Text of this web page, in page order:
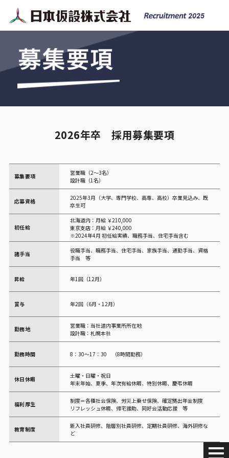
2026年卒 採用募集要項
募集要項
営業職（2～3名）
設計職（1名）
応募資格
2025年3月（大学、専門学校、高専、高校）卒業見込み、既
卒生可
初任給
北海道内：月給 ￥210,000
東京支店：月給 ￥240,000
※2024年4月 初任給実績、職務手当、住宅手当含む
諸手当
役職手当、職務手当、住宅手当、家族手当、通勤手当、資格
手当 等
昇給 年1回（12月）
賞与 年2回（6月・12月）
勤務地
営業職：当社道内事業所所在地
設計職：札幌本社
勤務時間 8：30～17：30 （8時間勤務）
休日休暇
土曜・日曜・祝日
年末年始、夏季、年次有給休暇、特別休暇、慶弔休暇
福利厚生
制度＝各種社会保険、労災上乗せ保険、確定拠出年金制度
リフレッシュ休暇、帰宅援助、同好会活動応援 等
教育制度
新入社員研修、階層別社員研修、定期社員研修、海外研修な
ど